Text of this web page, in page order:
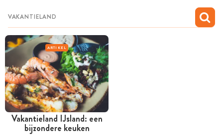
ARTIKEL
Vakantieland IJsland: een
bijzondere keuken
MIJN BEWAARDE RECEPTEN